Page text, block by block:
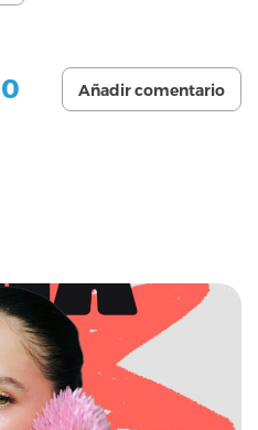
0 Añadir comentario